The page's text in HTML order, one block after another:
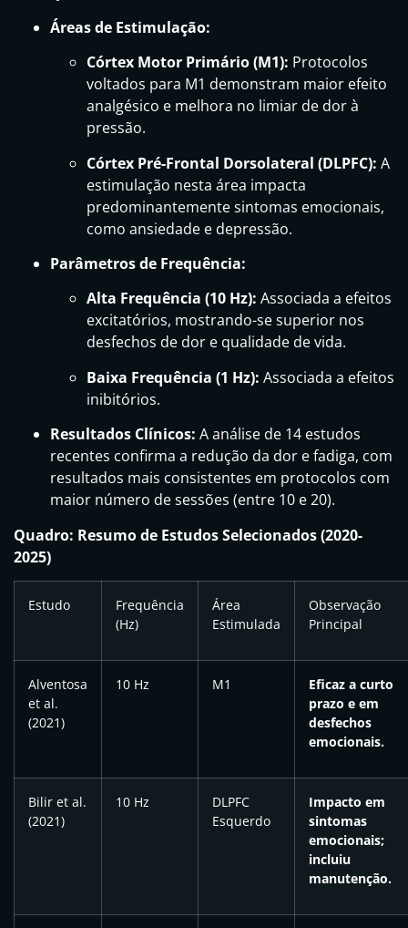
Áreas de Estimulação:
Córtex Motor Primário (M1): Protocolos
voltados para M1 demonstram maior efeito
analgésico e melhora no limiar de dor à
pressão.
Córtex Pré-Frontal Dorsolateral (DLPFC): A
estimulação nesta área impacta
predominantemente sintomas emocionais,
como ansiedade e depressão.
Parâmetros de Frequência:
Alta Frequência (10 Hz): Associada a efeitos
excitatórios, mostrando-se superior nos
desfechos de dor e qualidade de vida.
Baixa Frequência (1 Hz): Associada a efeitos
inibitórios.
Resultados Clínicos: A análise de 14 estudos
recentes confirma a redução da dor e fadiga, com
resultados mais consistentes em protocolos com
maior número de sessões (entre 10 e 20).
Quadro: Resumo de Estudos Selecionados (2020-
2025)
Estudo
Frequência
(Hz)
Área
Estimulada
Observação
Principal
Alventosa
et al.
(2021)
10 Hz M1
Eficaz a curto
prazo e em
desfechos
emocionais.
Bilir et al.
(2021)
10 Hz
DLPFC
Esquerdo
Impacto em
sintomas
emocionais;
incluiu
manutenção.